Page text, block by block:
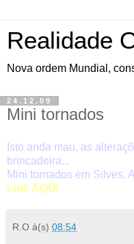
Realidade
Nova ordem Mundial,
24.12.09
Mini tornados
Isto anda mau, as
brincadeira...
Mini tornados em Silves,
Link AQUI
R.O à(s) 08:54